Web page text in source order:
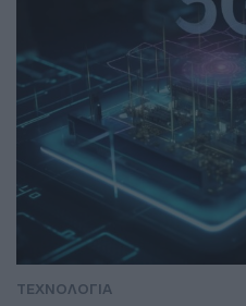
ΤΕΧΝΟΛΟΓΙΑ